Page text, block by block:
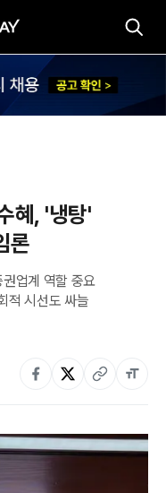
혜, '냉탕'
론
업계 역할 중요
적 시선도 싸늘